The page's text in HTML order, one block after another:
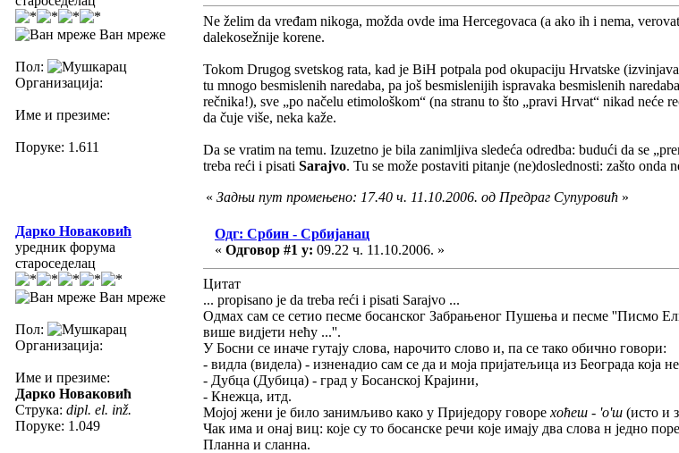
Ван мреже
Пол:
Организација:
Име и презиме:
Поруке: 1.611
Ne želim da vređam nikoga, možda ovde ima Hercegovaca (a ako ih i nema,
dalekosežnije korene.
Tokom Drugog svetskog rata, kad je BiH potpala pod okupaciju Hrvatske
tu mnogo besmislenih naredaba, pa još besmislenijih ispravaka besmislenih
rečnika!), sve „po načelu etimološkom“ (na stranu to što „pravi Hrvat“ nikad neće
da čuje više, neka kaže.
Da se vratim na temu. Izuzetno je bila zanimljiva sledeća odredba: budući da se
treba reći i pisati Sarajvo. Tu se može postaviti pitanje (ne)doslednosti: zašto onda
« Задњи пут промењено: 17.40 ч. 11.10.2006. од Предраг Супуровић »
Дарко Новаковић
уредник форума
староседелац
Ван мреже
Пол:
Организација:
Име и презиме:
Дарко Новаковић
Струка: dipl. el. inž.
Поруке: 1.049
Одг: Србин - Србијанац
« Одговор #1 у: 09.22 ч. 11.10.2006. »
Цитат
... propisano je da treba reći i pisati Sarajvo ...
Одмах сам се сетио песме босанског Забрањеног Пушења и песме ''Писмо
више видјети нећу ...''.
У Босни се иначе гутају слова, нарочито слово и, па се тако обично говори:
- видла (видела) - изненадио сам се да и моја пријатељица из Београда која
- Дубца (Дубица) - град у Босанској Крајини,
- Кнежца, итд.
Мојој жени је било занимљиво како у Приједору говоре хоћеш - 'о'ш (исто и
Чак има и онај виц: које су то босанске речи које имају два слова н једно
Планна и сланна.